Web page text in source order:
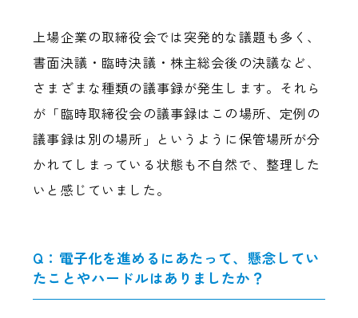
上場企業の取締役会では突発的な議題も多く、
書面決議・臨時決議・株主総会後の決議など、
さまざまな種類の議事録が発生します。それら
が「臨時取締役会の議事録はこの場所、定例の
議事録は別の場所」というように保管場所が分
かれてしまっている状態も不自然で、整理した
いと感じていました。
Q：電子化を進めるにあたって、懸念してい
たことやハードルはありましたか？